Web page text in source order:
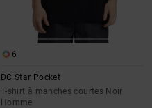
6
DC Star Pocket
T-shirt à manches courtes Noir
Homme